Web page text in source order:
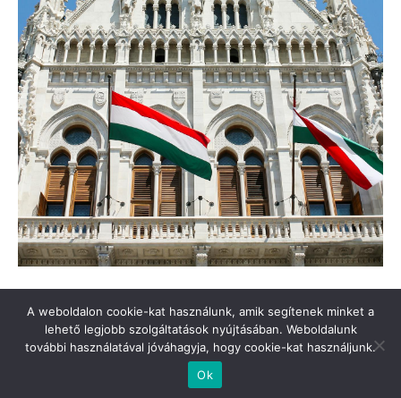
Türkinfo’ya destek verin Değerli Okur! İletişim Hakkımızda
© Turkinfo.hu 2020
A weboldalon cookie-kat használunk, amik segítenek minket a
lehető legjobb szolgáltatások nyújtásában. Weboldalunk
további használatával jóváhagyja, hogy cookie-kat használjunk.
Ok